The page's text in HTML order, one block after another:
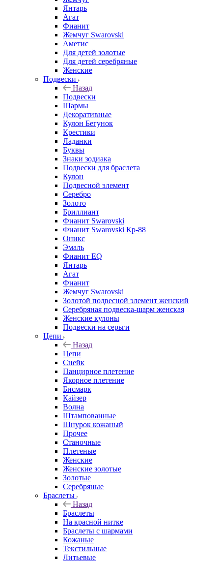
Янтарь
Агат
Фианит
Жемчуг Swarovski
Аметис
Для детей золотые
Для детей серебряные
Женские
Подвески
Назад
Подвески
Шармы
Декоративные
Кулон Бегунок
Крестики
Ладанки
Буквы
Знаки зодиака
Подвески для браслета
Кулон
Подвесной элемент
Серебро
Золото
Бриллиант
Фианит Swarovski
Фианит Swarovski Кр-88
Оникс
Эмаль
Фианит EQ
Янтарь
Агат
Фианит
Жемчуг Swarovski
Золотой подвесной элемент женcкий
Серебряная подвеска-шарм женская
Женские кулоны
Подвески на серьги
Цепи
Назад
Цепи
Снейк
Панцирное плетение
Якорное плетение
Бисмарк
Кайзер
Волна
Штампованные
Шнурок кожаный
Прочее
Станочные
Плетеные
Женские
Женские золотые
Золотые
Серебряные
Браслеты
Назад
Браслеты
На красной нитке
Браслеты с шармами
Кожаные
Текстильные
Литьевые